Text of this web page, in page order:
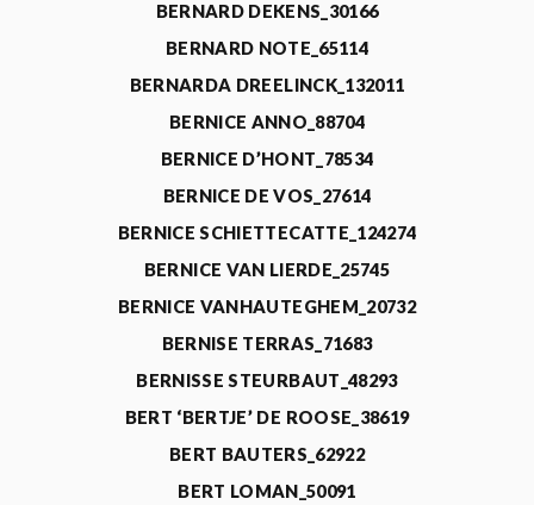
BERNARD DEKENS_30166
BERNARD NOTE_65114
BERNARDA DREELINCK_132011
BERNICE ANNO_88704
BERNICE D’HONT_78534
BERNICE DE VOS_27614
BERNICE SCHIETTECATTE_124274
BERNICE VAN LIERDE_25745
BERNICE VANHAUTEGHEM_20732
BERNISE TERRAS_71683
BERNISSE STEURBAUT_48293
BERT ‘BERTJE’ DE ROOSE_38619
BERT BAUTERS_62922
BERT LOMAN_50091